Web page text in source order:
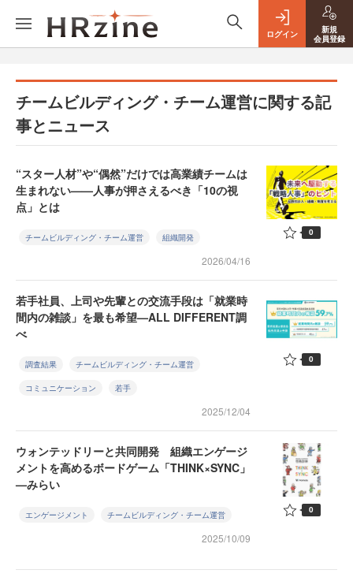
ログイン
新規
会員登録
チームビルディング・チーム運営に関する記
事とニュース
“スター人材”や“偶然”だけでは高業績チームは
生まれない——人事が押さえるべき「10の視
点」とは
チームビルディング・チーム運営 組織開発
2026/04/16
0
若手社員、上司や先輩との交流手段は「就業時
間内の雑談」を最も希望—ALL DIFFERENT調
べ
調査結果 チームビルディング・チーム運営
コミュニケーション 若手
2025/12/04
0
ウォンテッドリーと共同開発 組織エンゲージ
メントを高めるボードゲーム「THINK×SYNC」
—みらい
エンゲージメント チームビルディング・チーム運営
2025/10/09
0